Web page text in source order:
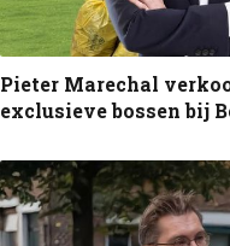
Pieter Marechal
exclusieve bossen bij